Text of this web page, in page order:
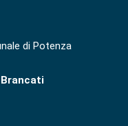
di Potenza
Brancati